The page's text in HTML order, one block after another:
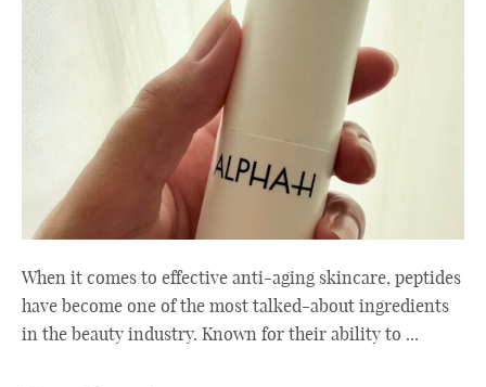
When it comes to effective anti-aging skincare, peptides
have become one of the most talked-about ingredients
in the beauty industry. Known for their ability to ...